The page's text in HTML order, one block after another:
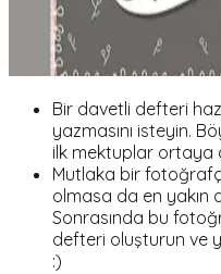
Bir davetli defteri
yazmasını isteyin.
ilk mektuplar ortaya
Mutlaka bir
olmasa da en yakın
Sonrasında bu
defteri oluşturun ve
:)